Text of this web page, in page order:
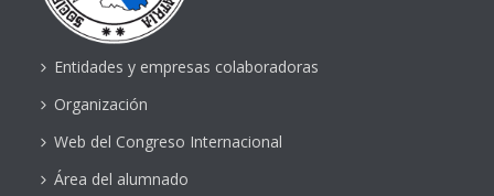
Entidades y empresas colaboradoras
Organización
Web del Congreso Internacional
Área del alumnado